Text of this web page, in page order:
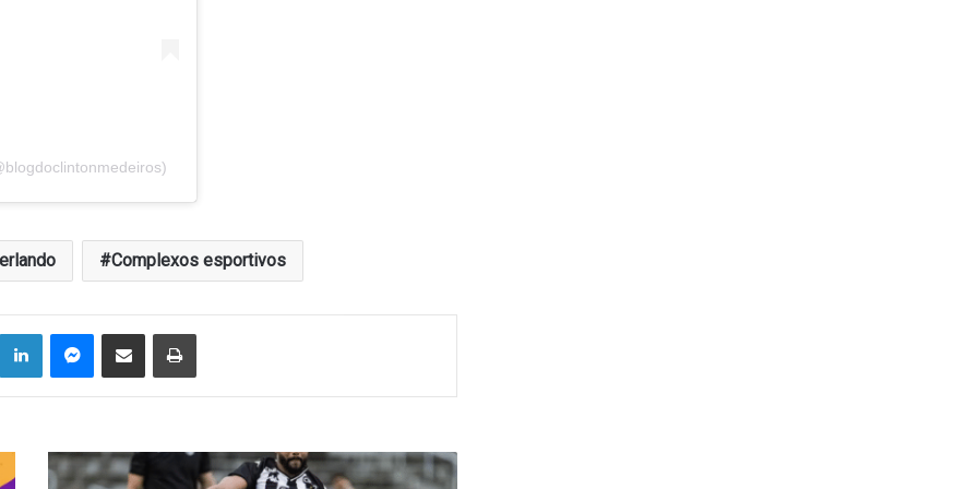
Complexos esportivos
LinkedinMessenger
Compartilhar via e-mail Imprimir
Botafogo
terá